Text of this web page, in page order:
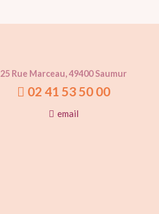
25 Rue Marceau, 49400 Saumur
02 41 53 50 00
email